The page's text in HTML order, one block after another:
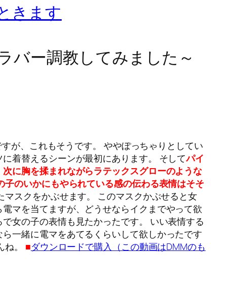
きます
バー調教してみました～
が、これもそうです。 ややぽっちゃりとしてい
着替えるシーンが最初にあります。 そしてパイ
次に胸を揉まれながらラテックスグローのような
子のいかにもやられている感の伝わる表情はそそ
スクをかぶせます。 このマスクかぶせると女
マを当てますが、どうせならイクまでやって欲
女の子の表情も見たかったです。 いい表情する
一緒に電マをあてるくらいして欲しかったです
。 ■ダウンロードで購入（この動画はDMMのも